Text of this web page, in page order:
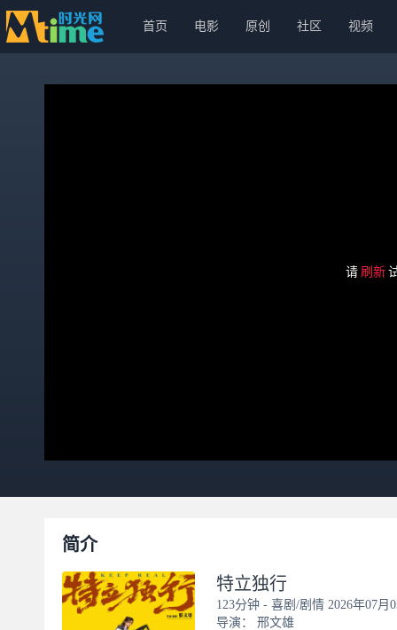
首页 电影 原创 社区 视频
请 刷新
简介
特立独行
123分钟 - 喜剧/剧情 2026年07月
导演： 邢文雄